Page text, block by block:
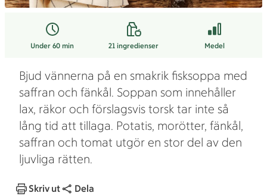
Under 60 min 21 ingredienser Medel
Bjud vännerna på en smakrik fisksoppa med
saffran och fänkål. Soppan som innehåller
lax, räkor och förslagsvis torsk tar inte så
lång tid att tillaga. Potatis, morötter, fänkål,
saffran och tomat utgör en stor del av den
ljuvliga rätten.
Skriv ut Dela